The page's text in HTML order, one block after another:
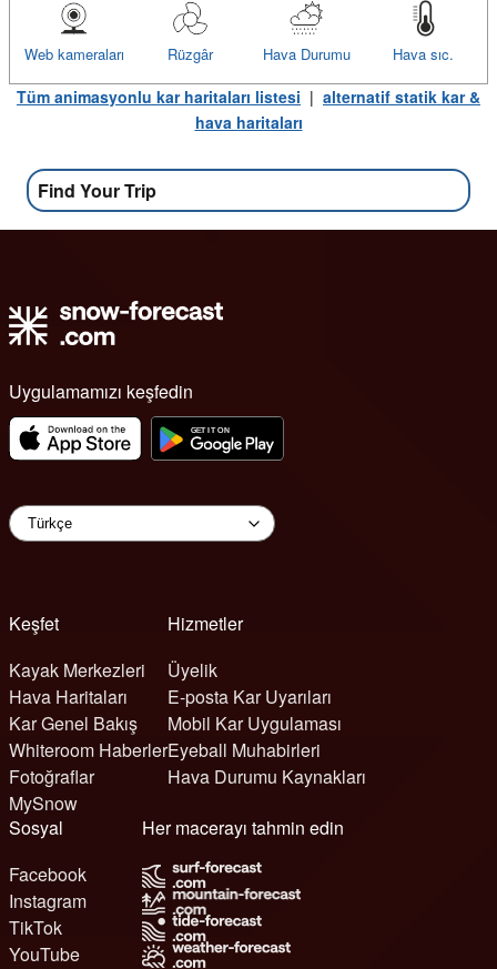
Hava sıc.
Hava Durumu
Rüzgâr
Web kameraları
Tüm animasyonlu kar haritaları listesi | alternatif statik kar &
hava haritaları
Find Your Trip
Uygulamamızı keşfedin
Keşfet
Kayak Merkezleri
Hava Haritaları
Kar Genel Bakış
Whiteroom Haberler
Fotoğraflar
MySnow
Hizmetler
Üyelik
E-posta Kar Uyarıları
Mobil Kar Uygulaması
Eyeball Muhabirleri
Hava Durumu Kaynakları
Sosyal
Facebook
Instagram
TikTok
YouTube
Her macerayı tahmin edin